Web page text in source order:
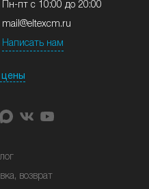
Пн-пт с 10:00 до 20:00
mail@eltexcm.ru
Написать нам
цены
возврат